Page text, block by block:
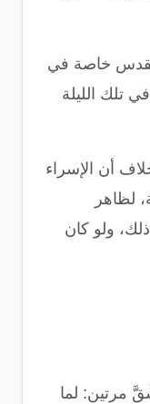
خاصة في
تلك الليلة
أن الإسراء
لظاهر
ولو كان
مرتين: لما